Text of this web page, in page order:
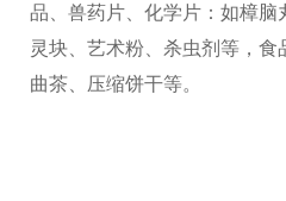
品、兽药片、化学片：如樟脑
灵块、艺术粉、杀虫剂等，
曲茶、压缩饼干等。